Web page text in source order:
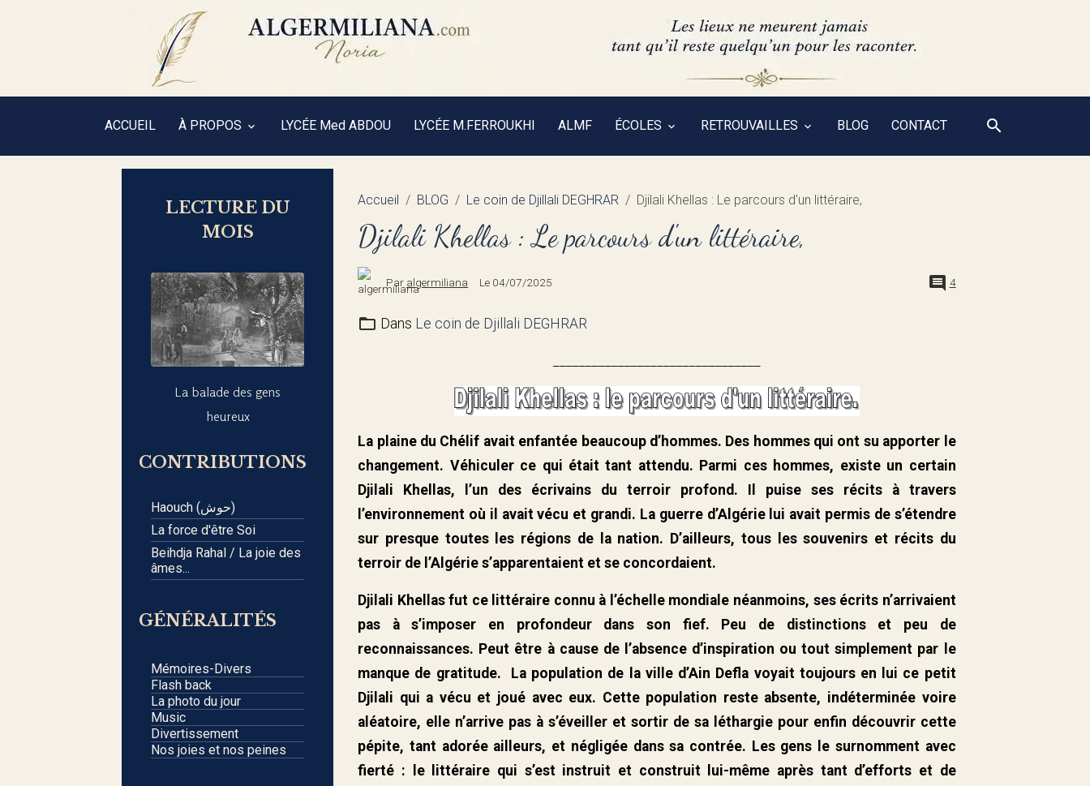
ACCUEIL À PROPOS LYCÉE Med ABDOU LYCÉE M.FERROUKHI ALMF ÉCOLES RETROUVAILLES BLOG CONTACT
Accueil BLOG Le coin de Djillali DEGHRAR Djilali Khellas : Le parcours d'un littéraire,
Djilali Khellas : Le parcours d'un littéraire,
Par algermiliana Le 04/07/2025 4
Dans Le coin de Djillali DEGHRAR
La plaine du Chélif avait enfantée beaucoup d’hommes. Des hommes qui ont su apporter le
changement. Véhiculer ce qui était tant attendu. Parmi ces hommes, existe un certain
Djilali Khellas, l’un des écrivains du terroir profond. Il puise ses récits à travers
l’environnement où il avait vécu et grandi. La guerre d’Algérie lui avait permis de s’étendre
sur presque toutes les régions de la nation. D’ailleurs, tous les souvenirs et récits du
terroir de l’Algérie s’apparentaient et se concordaient.
Djilali Khellas fut ce littéraire connu à l’échelle mondiale néanmoins, ses écrits n’arrivaient
pas à s’imposer en profondeur dans son fief. Peu de distinctions et peu de
reconnaissances. Peut être à cause de l’absence d’inspiration ou tout simplement par le
manque de gratitude. La population de la ville d’Ain Defla voyait toujours en lui ce petit
Djilali qui a vécu et joué avec eux. Cette population reste absente, indéterminée voire
aléatoire, elle n’arrive pas à s’éveiller et sortir de sa léthargie pour enfin découvrir cette
pépite, tant adorée ailleurs, et négligée dans sa contrée. Les gens le surnomment avec
fierté : le littéraire qui s’est instruit et construit lui-même après tant d’efforts et de
LECTURE DU
MOIS
La balade des gens
heureux
CONTRIBUTIONS
Haouch (حوش)
La force d'être Soi
Beihdja Rahal / La joie des
âmes...
GÉNÉRALITÉS
Mémoires-Divers
Flash back
La photo du jour
Music
Divertissement
Nos joies et nos peines